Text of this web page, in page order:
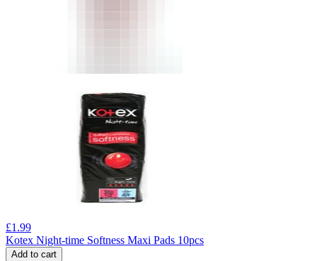
£1.99
Kotex Night-time Softness Maxi Pads 10pcs
Add to cart